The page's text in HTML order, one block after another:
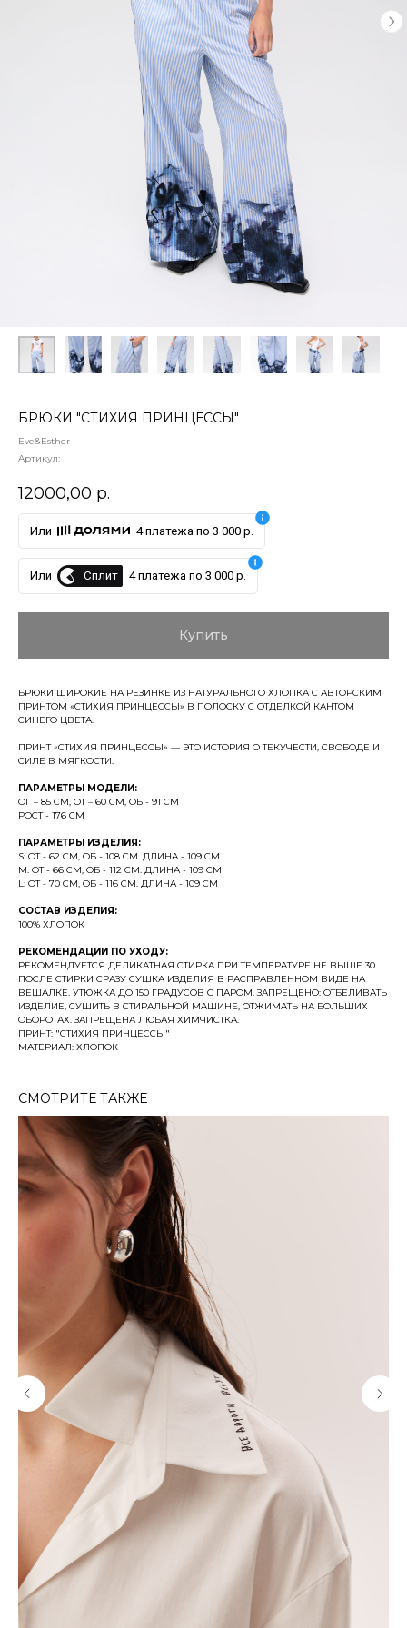
БРЮКИ "СТИХИЯ ПРИНЦЕССЫ"
Eve&Esther
Артикул:
12000,00 р.
Или 4 платежа по 3 000 р.
Или Сплит 4 платежа по 3 000 р.
Купить
БРЮКИ ШИРОКИЕ НА РЕЗИНКЕ ИЗ НАТУРАЛЬНОГО ХЛОПКА С АВТОРСКИМ
ПРИНТОМ «СТИХИЯ ПРИНЦЕССЫ» В ПОЛОСКУ С ОТДЕЛКОЙ КАНТОМ
СИНЕГО ЦВЕТА.
ПРИНТ «СТИХИЯ ПРИНЦЕССЫ» — ЭТО ИСТОРИЯ О ТЕКУЧЕСТИ, СВОБОДЕ И
СИЛЕ В МЯГКОСТИ.
ПАРАМЕТРЫ МОДЕЛИ:
ОГ – 85 СМ, ОТ – 60 СМ, ОБ - 91 СМ
РОСТ - 176 СМ
ПАРАМЕТРЫ ИЗДЕЛИЯ:
S: ОТ - 62 СМ, ОБ - 108 СМ. ДЛИНА - 109 СМ
M: ОТ - 66 СМ, ОБ - 112 СМ. ДЛИНА - 109 СМ
L: ОТ - 70 СМ, ОБ - 116 СМ. ДЛИНА - 109 СМ
СОСТАВ ИЗДЕЛИЯ:
100% ХЛОПОК
РЕКОМЕНДАЦИИ ПО УХОДУ:
РЕКОМЕНДУЕТСЯ ДЕЛИКАТНАЯ СТИРКА ПРИ ТЕМПЕРАТУРЕ НЕ ВЫШЕ 30.
ПОСЛЕ СТИРКИ СРАЗУ СУШКА ИЗДЕЛИЯ В РАСПРАВЛЕННОМ ВИДЕ НА
ВЕШАЛКЕ. УТЮЖКА ДО 150 ГРАДУСОВ С ПАРОМ. ЗАПРЕЩЕНО: ОТБЕЛИВАТЬ
ИЗДЕЛИЕ, СУШИТЬ В СТИРАЛЬНОЙ МАШИНЕ, ОТЖИМАТЬ НА БОЛЬШИХ
ОБОРОТАХ. ЗАПРЕЩЕНА ЛЮБАЯ ХИМЧИСТКА.
ПРИНТ: "СТИХИЯ ПРИНЦЕССЫ"
МАТЕРИАЛ: ХЛОПОК
СМОТРИТЕ ТАКЖЕ